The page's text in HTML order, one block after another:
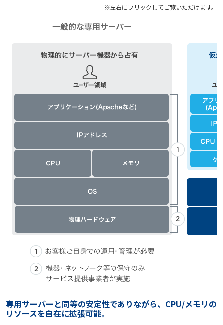
専用サーバーと同等の安定性でありながら、CPU/メモリの
リソースを自在に拡張可能。